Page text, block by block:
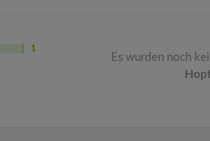
1
Es wurden noch